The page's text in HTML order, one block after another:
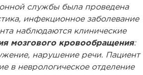
службы была проведена
инфекционное заболевание
наблюдаются клинические
мозгового кровообращения:
нарушение речи. Пациент
в неврологическое отделение